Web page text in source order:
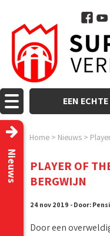
EEN
Home > Nieuws >
Nieuws
PLAYER OF
BERGWIJN
24 nov 2019 - Door:
Door een